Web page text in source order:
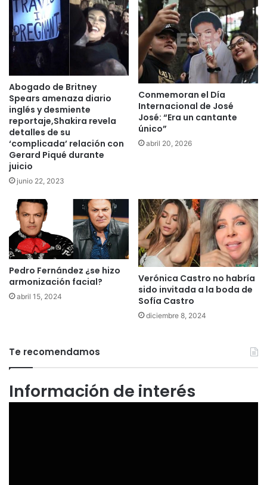
Abogado de Britney
Spears amenaza diario
inglés y desmiente
reportaje,Shakira revela
detalles de su
‘complicada’ relación con
Gerard Piqué durante
juicio
junio 22, 2023
Conmemoran el Día
Internacional de José
José: “Era un cantante
único”
abril 20, 2026
Pedro Fernández ¿se hizo
armonización facial?
abril 15, 2024
Verónica Castro no habría
sido invitada a la boda de
Sofía Castro
diciembre 8, 2024
Te recomendamos
Información de interés